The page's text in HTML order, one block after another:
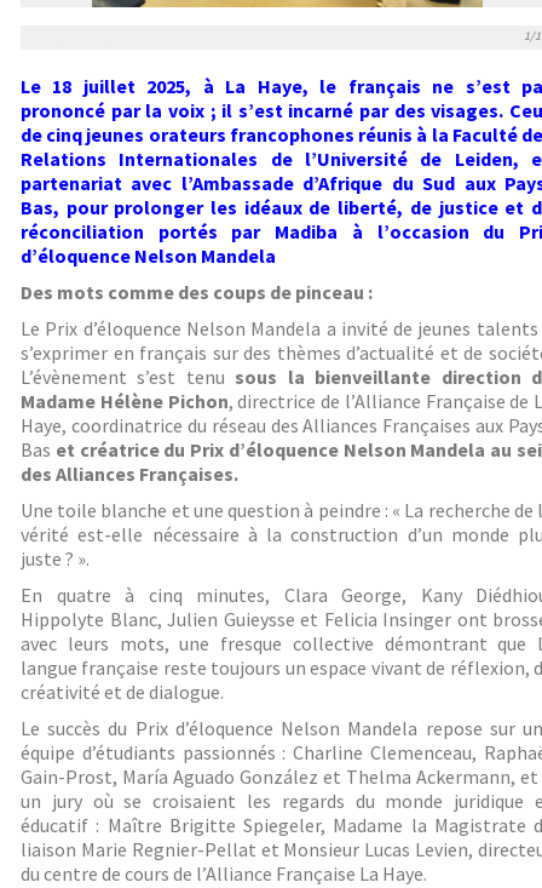
1/1
Le 18 juillet 2025, à La Haye, le français ne s’est
prononcé par la voix ; il s’est incarné par des visages.
de cinq jeunes orateurs francophones réunis à la Faculté
Relations Internationales de l’Université de Leiden,
partenariat avec l’Ambassade d’Afrique du Sud aux
Bas, pour prolonger les idéaux de liberté, de justice et
réconciliation portés par Madiba à l’occasion du
d’éloquence Nelson Mandela
Des mots comme des coups de pinceau :
Le Prix d’éloquence Nelson Mandela a invité de jeunes talents
s’exprimer en français sur des thèmes d’actualité et de
L’évènement s’est tenu sous la bienveillante direction
Madame Hélène Pichon, directrice de l’Alliance Française de
Haye, coordinatrice du réseau des Alliances Françaises aux
Bas et créatrice du Prix d’éloquence Nelson Mandela au
des Alliances Françaises.
Une toile blanche et une question à peindre : « La recherche de
vérité est-elle nécessaire à la construction d’un monde
juste ? ».
En quatre à cinq minutes,
Clara George, Kany
Hippolyte Blanc, Julien Guieysse et Felicia Insinger ont
avec leurs mots, une fresque collective démontrant que
langue française reste toujours un espace vivant de réflexion,
créativité et de dialogue.
Le succès du Prix d’éloquence Nelson Mandela repose sur
équipe d’étudiants passionnés : Charline Clemenceau,
Gain-Prost, María Aguado González et Thelma Ackermann, et
un jury où se croisaient les regards du monde juridique
éducatif : Maître Brigitte Spiegeler, Madame la Magistrate
liaison Marie Regnier-Pellat et Monsieur Lucas Levien,
du centre de cours de l’Alliance Française La Haye.